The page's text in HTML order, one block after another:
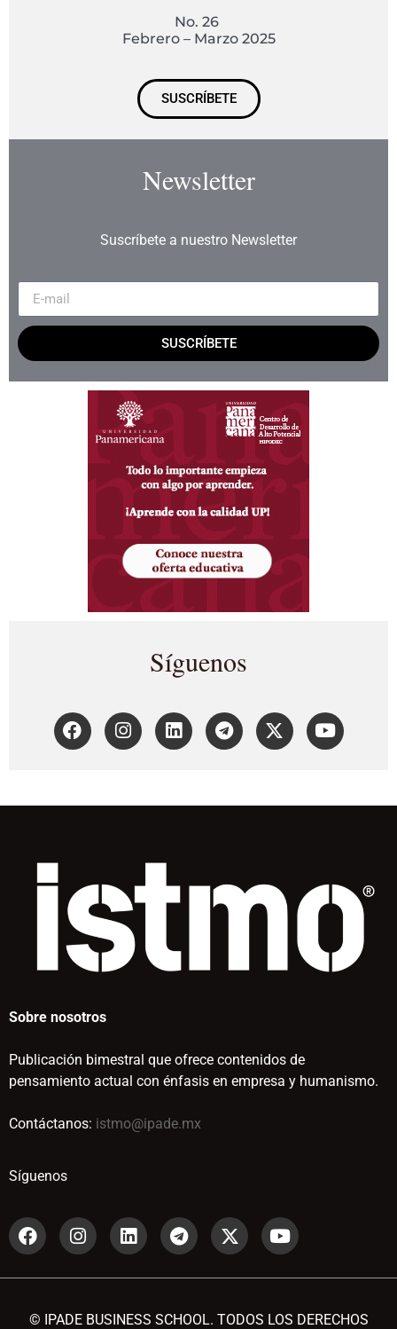
No. 26
Febrero – Marzo 2025
SUSCRÍBETE
Newsletter
Suscríbete a nuestro Newsletter
SUSCRÍBETE
Síguenos
Sobre nosotros
Publicación bimestral que ofrece contenidos de
pensamiento actual con énfasis en empresa y humanismo.
Contáctanos: istmo@ipade.mx
Síguenos
© IPADE BUSINESS SCHOOL. TODOS LOS DERECHOS